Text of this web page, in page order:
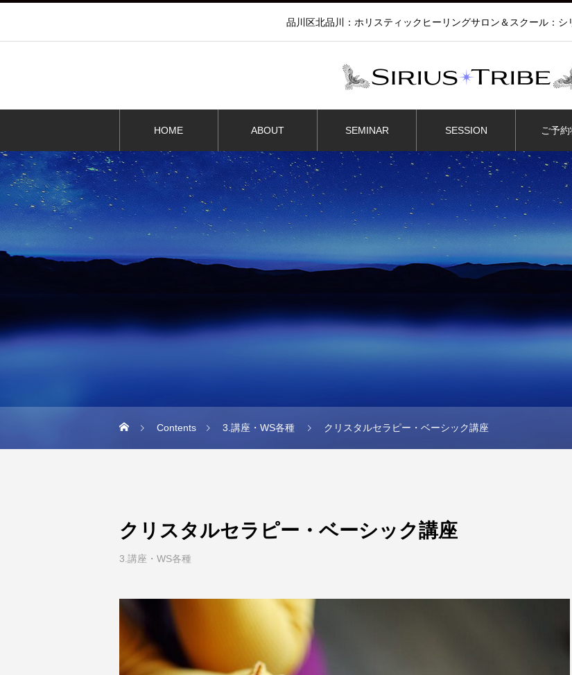
品川区北品川：ホリスティックヒーリングサロン＆スクール：シ
HOME ABOUT SEMINAR SESSION ご予約
Contents 3.講座・WS各種 クリスタルセラピー・ベーシック講座
クリスタルセラピー・ベーシック講座
3.講座・WS各種